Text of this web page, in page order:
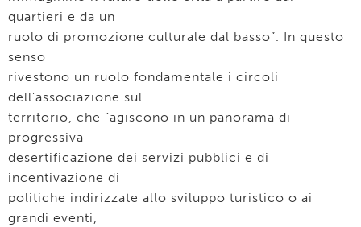
quartieri e da un
ruolo di promozione culturale dal basso”. In questo
senso
rivestono un ruolo fondamentale i circoli
dell’associazione sul
territorio, che “agiscono in un panorama di
progressiva
desertificazione dei servizi pubblici e di
incentivazione di
politiche indirizzate allo sviluppo turistico o ai
grandi eventi,